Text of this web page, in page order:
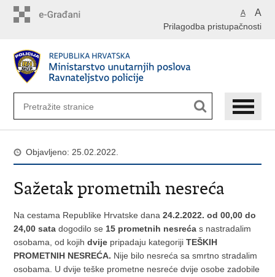
A A
Prilagodba pristupačnosti
Objavljeno: 25.02.2022.
Sažetak prometnih nesreća
Na cestama Republike Hrvatske dana24.2.2022. od 00,00 do
24,00 sata dogodilo se 15 prometnih nesreća s nastradalim
osobama, od kojihdvije pripadaju kategorijiTEŠKIH
PROMETNIH NESREĆA. Nije bilo nesreća sa smrtno stradalim
osobama. U dvije teške prometne nesreće dvije osobe zadobile